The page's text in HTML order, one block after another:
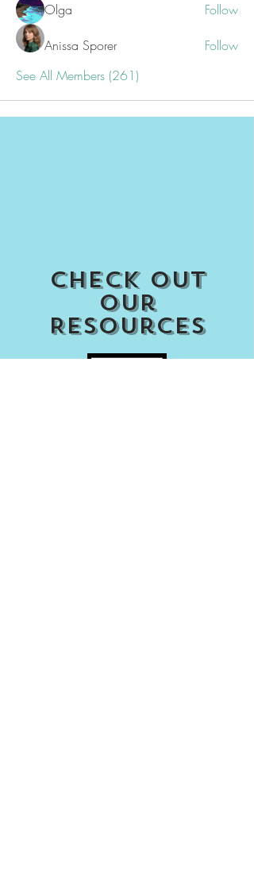
Olga Follow
Anissa Sporer
Follow
See All Members (261)
Check out
our
Resources